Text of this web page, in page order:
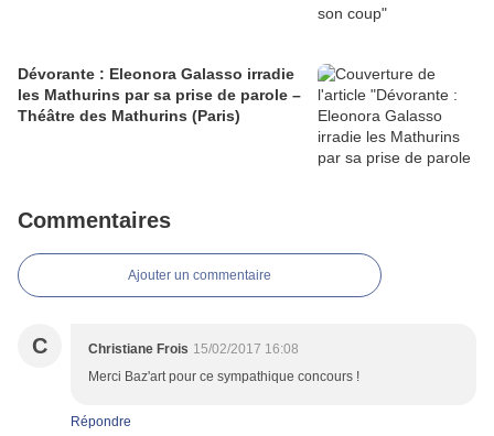
Dévorante : Eleonora Galasso irradie
les Mathurins par sa prise de parole –
Théâtre des Mathurins (Paris)
Commentaires
Ajouter un commentaire
C Christiane Frois 15/02/2017 16:08
Merci Baz'art pour ce sympathique concours !
Répondre